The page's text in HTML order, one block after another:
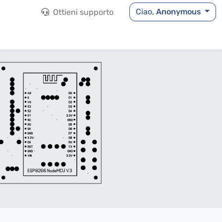
Ottieni supporto Ciao,Anonymous